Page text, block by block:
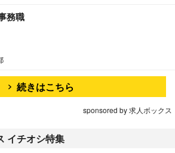
務職
続きはこちら
sponsored by 求人ボックス
イチオシ特集